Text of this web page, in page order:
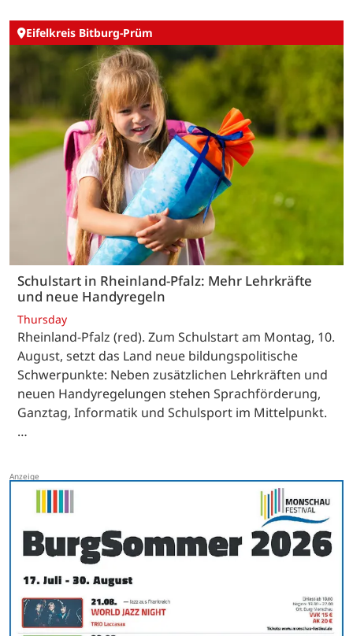
Eifelkreis Bitburg-Prüm
Schulstart in Rheinland-Pfalz: Mehr Lehrkräfte
und neue Handyregeln
Thursday
Rheinland-Pfalz (red). Zum Schulstart am Montag, 10.
August, setzt das Land neue bildungspolitische
Schwerpunkte: Neben zusätzlichen Lehrkräften und
neuen Handyregelungen stehen Sprachförderung,
Ganztag, Informatik und Schulsport im Mittelpunkt.
…